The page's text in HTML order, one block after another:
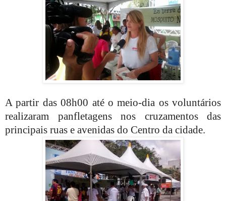
A partir das 08h00 até o meio-dia os voluntários
realizaram panfletagens nos cruzamentos das
principais ruas e avenidas do Centro da cidade.